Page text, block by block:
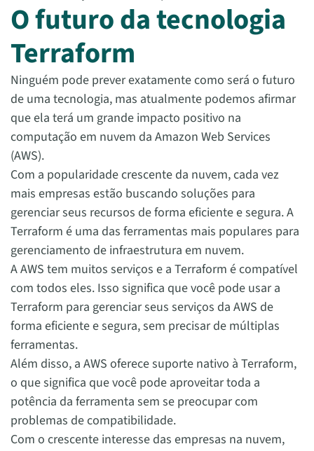
O futuro da tecnologia
Terraform
Ninguém pode prever exatamente como será o futuro
de uma tecnologia, mas atualmente podemos afirmar
que ela terá um grande impacto positivo na
computação em nuvem da Amazon Web Services
(AWS).
Com a popularidade crescente da nuvem, cada vez
mais empresas estão buscando soluções para
gerenciar seus recursos de forma eficiente e segura. A
Terraform é uma das ferramentas mais populares para
gerenciamento de infraestrutura em nuvem.
A AWS tem muitos serviços e a Terraform é compatível
com todos eles. Isso significa que você pode usar a
Terraform para gerenciar seus serviços da AWS de
forma eficiente e segura, sem precisar de múltiplas
ferramentas.
Além disso, a AWS oferece suporte nativo à Terraform,
o que significa que você pode aproveitar toda a
potência da ferramenta sem se preocupar com
problemas de compatibilidade.
Com o crescente interesse das empresas na nuvem,